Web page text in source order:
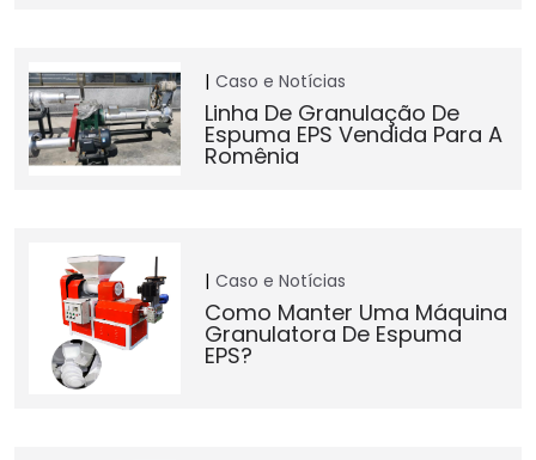
Caso e Notícias
Linha De Granulação De
Espuma EPS Vendida Para A
Romênia
Caso e Notícias
Como Manter Uma Máquina
Granulatora De Espuma
EPS?